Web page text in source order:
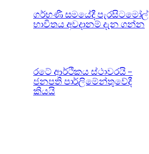
ගර්භණී සමයේදී පැරසිටමෝල්
භාවිතය අවදානම් දැන ගන්න
රටේ ආර්ථිකය ස්ථාවරයි –
ජනපති පාර්ලිමේන්තුවේදී
කියයි